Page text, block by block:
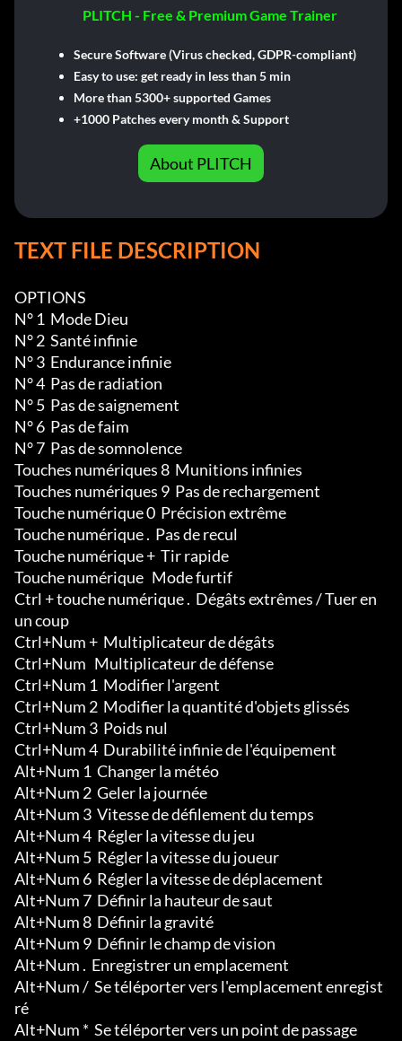
PLITCH - Free & Premium Game Trainer
Secure Software (Virus checked, GDPR-compliant)
Easy to use: get ready in less than 5 min
More than 5300+ supported Games
+1000 Patches every month & Support
About PLITCH
TEXT FILE DESCRIPTION
OPTIONS
N° 1  Mode Dieu
N° 2  Santé infinie
N° 3  Endurance infinie
N° 4  Pas de radiation
N° 5  Pas de saignement
N° 6  Pas de faim
N° 7  Pas de somnolence
Touches numériques 8  Munitions infinies
Touches numériques 9  Pas de rechargement
Touche numérique 0  Précision extrême
Touche numérique .  Pas de recul
Touche numérique +  Tir rapide
Touche numérique   Mode furtif
Ctrl + touche numérique .  Dégâts extrêmes / Tuer en
un coup
Ctrl+Num +  Multiplicateur de dégâts
Ctrl+Num   Multiplicateur de défense
Ctrl+Num 1  Modifier l'argent
Ctrl+Num 2  Modifier la quantité d'objets glissés
Ctrl+Num 3  Poids nul
Ctrl+Num 4  Durabilité infinie de l'équipement
Alt+Num 1  Changer la météo
Alt+Num 2  Geler la journée
Alt+Num 3  Vitesse de défilement du temps
Alt+Num 4  Régler la vitesse du jeu
Alt+Num 5  Régler la vitesse du joueur
Alt+Num 6  Régler la vitesse de déplacement
Alt+Num 7  Définir la hauteur de saut
Alt+Num 8  Définir la gravité
Alt+Num 9  Définir le champ de vision
Alt+Num .  Enregistrer un emplacement
Alt+Num /  Se téléporter vers l'emplacement enregist
ré
Alt+Num *  Se téléporter vers un point de passage